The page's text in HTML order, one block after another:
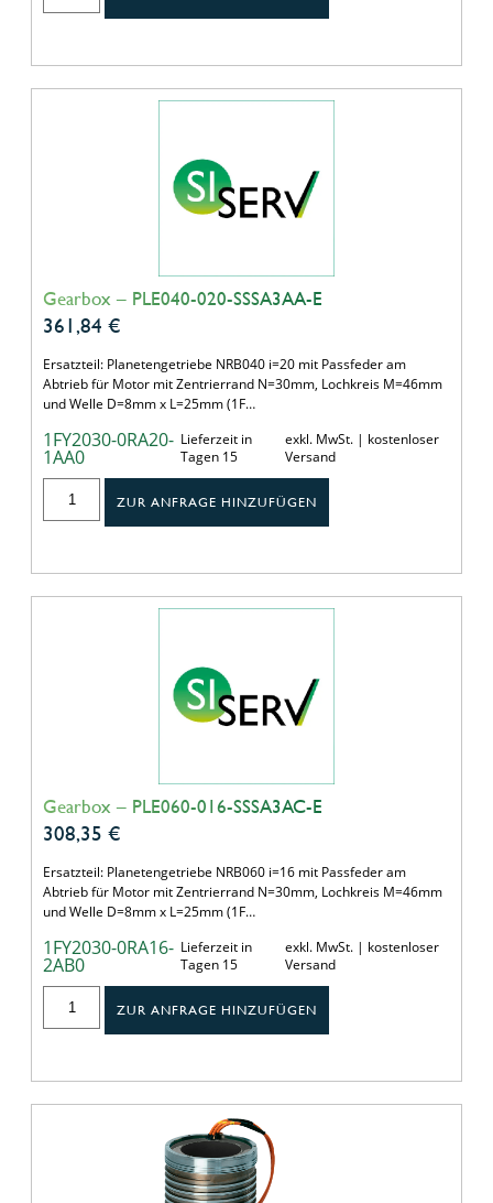
Gearbox – PLE040-020-SSSA3AA-E
361,84 €
Ersatzteil: Planetengetriebe NRB040 i=20 mit Passfeder am
Abtrieb für Motor mit Zentrierrand N=30mm, Lochkreis M=46mm
und Welle D=8mm x L=25mm (1F…
1FY2030-0RA20-
1AA0
Lieferzeit in
Tagen 15
exkl. MwSt. | kostenloser
Versand
ZUR ANFRAGE HINZUFÜGEN
Gearbox – PLE060-016-SSSA3AC-E
308,35 €
Ersatzteil: Planetengetriebe NRB060 i=16 mit Passfeder am
Abtrieb für Motor mit Zentrierrand N=30mm, Lochkreis M=46mm
und Welle D=8mm x L=25mm (1F…
1FY2030-0RA16-
2AB0
Lieferzeit in
Tagen 15
exkl. MwSt. | kostenloser
Versand
ZUR ANFRAGE HINZUFÜGEN